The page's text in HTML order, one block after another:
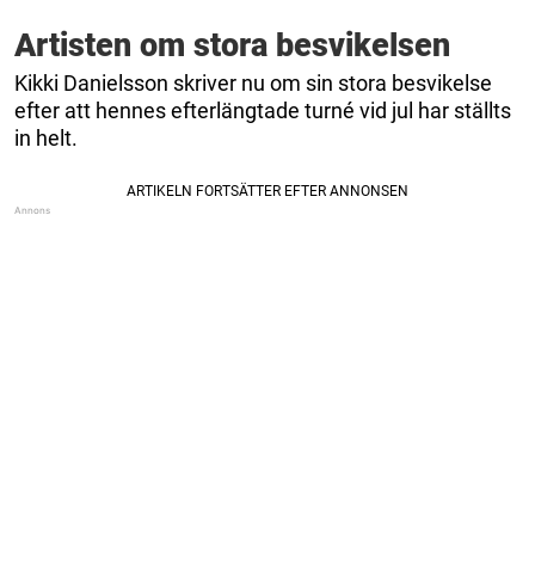
Artisten om stora besvikelsen
Kikki Danielsson skriver nu om sin stora besvikelse
efter att hennes efterlängtade turné vid jul har ställts
in helt.